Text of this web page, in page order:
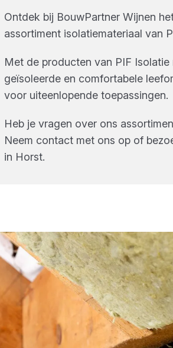
Ontdek bij BouwPartner Wijnen
assortiment isolatiemateriaal van
Met de producten van PIF Isolatie
geïsoleerde en comfortabele
voor uiteenlopende toepassingen.
Heb je vragen over ons
Neem contact met ons op of
in Horst.